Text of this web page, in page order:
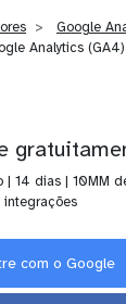
Google
Analytics
| 14 dias | 10MM
integrações
com o Google